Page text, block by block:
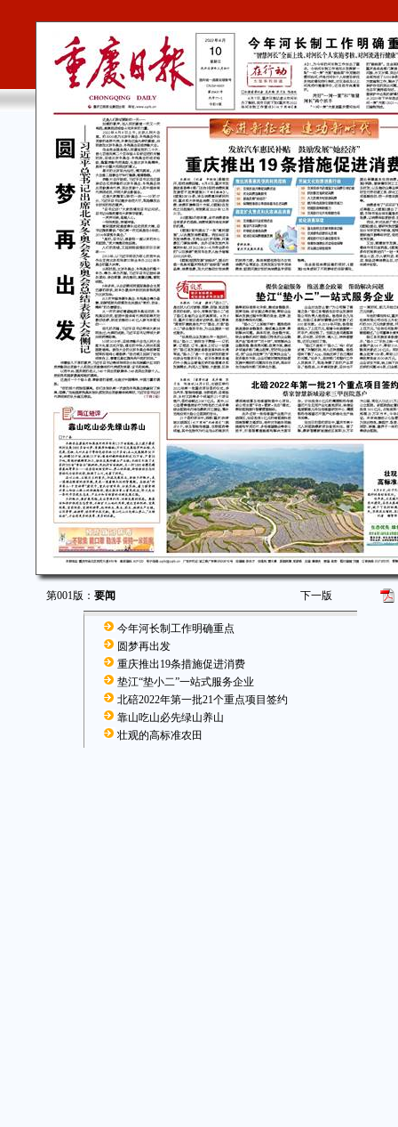
第001版： 要闻 下一版
今年河长制工作明确重点
圆梦再出发
重庆推出19条措施促进消费
垫江“垫小二”一站式服务企业
北碚2022年第一批21个重点项目签约
靠山吃山必先绿山养山
壮观的高标准农田